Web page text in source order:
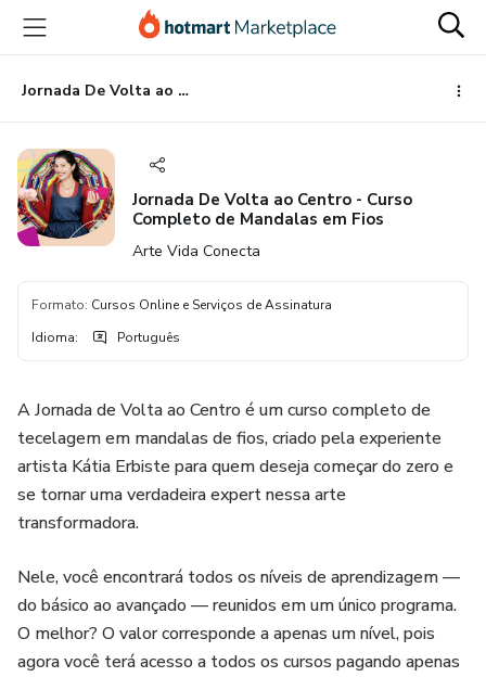
para
conteúdo
principal
para
pagamento
para
rodapé
Jornada De Volta ao Centro - Curso Completo de Mandalas em Fios
Jornada De Volta ao Centro - Curso
Completo de Mandalas em Fios
Arte Vida Conecta
Formato: Cursos Online e Serviços de Assinatura
Idioma: Português
A Jornada de Volta ao Centro é um curso completo de
tecelagem em mandalas de fios, criado pela experiente
artista Kátia Erbiste para quem deseja começar do zero e
se tornar uma verdadeira expert nessa arte
transformadora.
Nele, você encontrará todos os níveis de aprendizagem —
do básico ao avançado — reunidos em um único programa.
O melhor? O valor corresponde a apenas um nível, pois
agora você terá acesso a todos os cursos pagando apenas